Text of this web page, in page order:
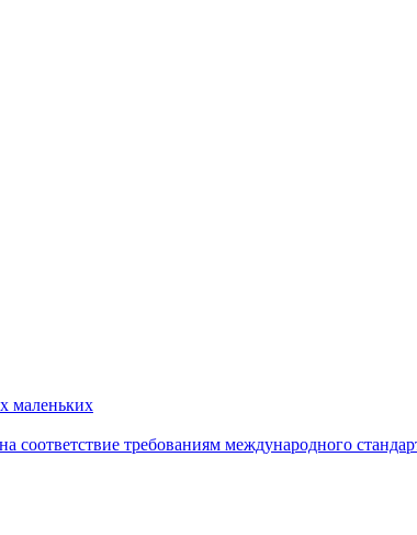
маленьких
требованиям международного